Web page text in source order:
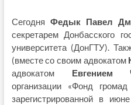
Сегодня Федык Павел
секретарем Донбасского
университета (ДонГТУ).
(вместе со своим адвокатом
адвокатом Евгением
организации «Фонд
зарегистрированной в